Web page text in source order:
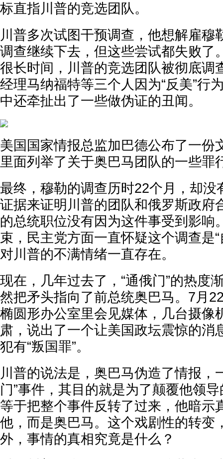
标直指川普的竞选团队。
川普多次试图干预调查，他想解雇穆
调查继续下去，但这些尝试都失败了
很长时间，川普的竞选团队被彻底调
经理马纳福特等三个人因为“反美”行
中还牵扯出了一些做伪证的丑闻。
美国国家情报总监加巴德公布了一份
里面列举了关于奥巴马团队的一些罪
最终，穆勒的调查历时22个月，却没
证据来证明川普的团队和俄罗斯政府
的总统职位没有因为这件事受到影响
束，民主党方面一直怀疑这个调查是
对川普的不满情绪一直存在。
现在，几年过去了，“通俄门”的热度
然把矛头指向了前总统奥巴马。7月
椭圆形办公室里会见媒体，几台摄像
肃，说出了一个让美国政坛震惊的
犯有“叛国罪”。
川普的说法是，奥巴马伪造了情报，
门”事件，其目的就是为了颠覆他领
等于把整个事件反转了过来，他暗示
他，而是奥巴马。这个戏剧性的转变
外，事情的真相究竟是什么？